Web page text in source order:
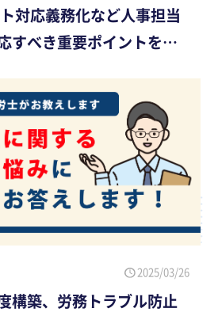
対応義務化など人事担当
すべき重要ポイントを社
2025/03/26
構築、労務トラブル防止